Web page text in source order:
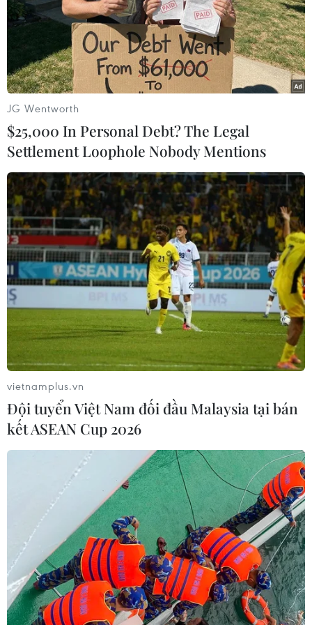
#nhiễm ký sinh trùng #sushi #sashimi
#cá nóc
#ẩm thực Nhật Bản
Nhật Bản
Theo dõi VietnamPlus
TIN LIÊN QUAN
JG Wentworth
$25,000 In Personal Debt? The Legal
Settlement Loophole Nobody Mentions
vietnamplus.vn
Đội tuyển Việt Nam đối đầu Malaysia tại bán
kết ASEAN Cup 2026